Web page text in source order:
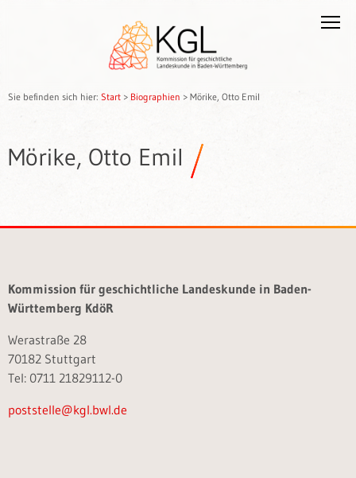
Sie befinden sich hier: Start > Biographien > Mörike, Otto Emil
Mörike, Otto Emil
Kommission für geschichtliche Landeskunde in Baden-
Württemberg KdöR
Werastraße 28
70182 Stuttgart
Tel: 0711 21829112-0
poststelle@kgl.bwl.de